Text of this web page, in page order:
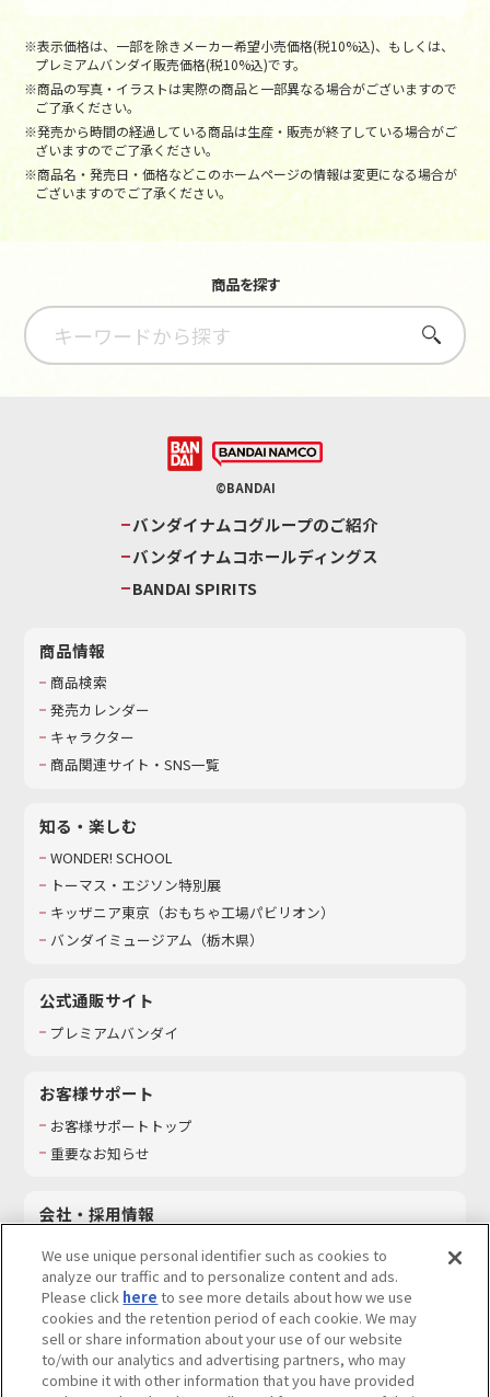
※表示価格は、一部を除きメーカー希望小売価格(税10%込)、もしくは、
プレミアムバンダイ販売価格(税10%込)です。
※商品の写真・イラストは実際の商品と一部異なる場合がございますので
ご了承ください。
※発売から時間の経過している商品は生産・販売が終了している場合がご
ざいますのでご了承ください。
※商品名・発売日・価格などこのホームページの情報は変更になる場合が
ございますのでご了承ください。
商品を探す
さがす
©BANDAI
バンダイナムコグループのご紹介
バンダイナムコホールディングス
BANDAI SPIRITS
商品情報
商品検索
発売カレンダー
キャラクター
商品関連サイト・SNS一覧
知る・楽しむ
WONDER! SCHOOL
トーマス・エジソン特別展
キッザニア東京（おもちゃ工場パビリオン）​
バンダイミュージアム（栃木県）
公式通販サイト
プレミアムバンダイ
お客様サポート
お客様サポートトップ
重要なお知らせ
会社・採用情報
採用情報
サステナビリティ
お問い合わせ
We use unique personal identifier such as cookies to
analyze our traffic and to personalize content and ads.
Please click here to see more details about how we use
cookies and the retention period of each cookie. We may
sell or share information about your use of our website
to/with our analytics and advertising partners, who may
combine it with other information that you have provided